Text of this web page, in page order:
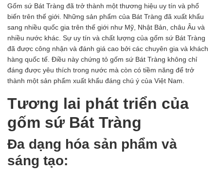
Gốm sứ Bát Tràng đã trở thành một thương hiệu uy tín và phổ
biến trên thế giới. Những sản phẩm của Bát Tràng đã xuất khẩu
sang nhiều quốc gia trên thế giới như Mỹ, Nhật Bản, châu Âu và
nhiều nước khác. Sự uy tín và chất lượng của gốm sứ Bát Tràng
đã được công nhận và đánh giá cao bởi các chuyên gia và khách
hàng quốc tế. Điều này chứng tỏ gốm sứ Bát Tràng không chỉ
đáng được yêu thích trong nước mà còn có tiềm năng để trở
thành một sản phẩm xuất khẩu đáng chú ý của Việt Nam.
Tương lai phát triển của
gốm sứ Bát Tràng
Đa dạng hóa sản phẩm và
sáng tạo: